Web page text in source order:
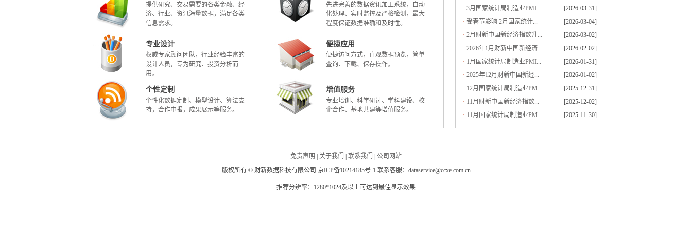
提供研究、交易需要的各类金融、经
济、行业、资讯海量数据，满足各类
信息需求。
先进完善的数据资讯加工系统，自动
化处理、实时监控及严格检测，最大
程度保证数据准确和及时性。
专业设计
权威专家顾问团队，行业经验丰富的
设计人员，专为研究、投资分析而
用。
便捷应用
便捷访问方式，直观数据预览，简单
查询、下载、保存操作。
个性定制
个性化数据定制、模型设计、算法支
持，合作申报，成果展示等服务。
增值服务
专业培训、科学研讨、学科建设、校
企合作、基地共建等增值服务。
[2026-03-31]
· 3月国家统计局制造业PMI...
[2026-03-04]
· 受春节影响 2月国家统计...
[2026-03-02]
· 2月财新中国新经济指数升...
[2026-02-02]
· 2026年1月财新中国新经济...
[2026-01-31]
· 1月国家统计局制造业PMI...
[2026-01-02]
· 2025年12月财新中国新经...
[2025-12-31]
· 12月国家统计局制造业PM...
[2025-12-02]
· 11月财新中国新经济指数...
[2025-11-30]
· 11月国家统计局制造业PM...
免责声明 关于我们 联系我们
公司网站
版权所有 © 财新数据科技有限公司 京ICP备10214185号-1 联系客服：dataservice@ccxe.com.cn
推荐分辨率：1280*1024及以上可达到最佳显示效果